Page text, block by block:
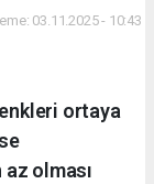
03.11.2025 - 10:43
ortaya
az olması